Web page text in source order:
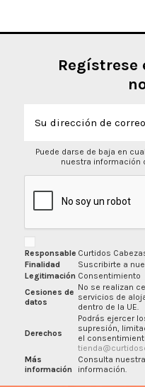
Regístrese
Puede darse de baja en
nuestra información
Responsable Curtidos
Finalidad
Suscribirte a
Legitimación Consentimiento
Cesiones de
datos
No se realizan
servicios de
dentro de la UE.
Derechos
Podrás ejercer
supresión,
el
Más
información
Consulta nuestra
información.